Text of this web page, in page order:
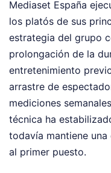
Mediaset España
los platós de sus
estrategia del grupo
prolongación de la
entretenimiento
arrastre de
mediciones
técnica ha
todavía mantiene
al primer puesto.